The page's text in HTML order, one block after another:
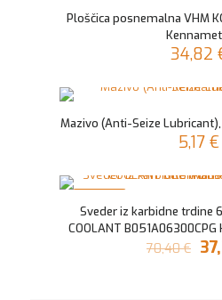
Ploščica posnemalna VHM
34,82
Mazivo (Anti-Seize
5,17 €
Sveder iz karbidne trdine
COOLANT
70,40€